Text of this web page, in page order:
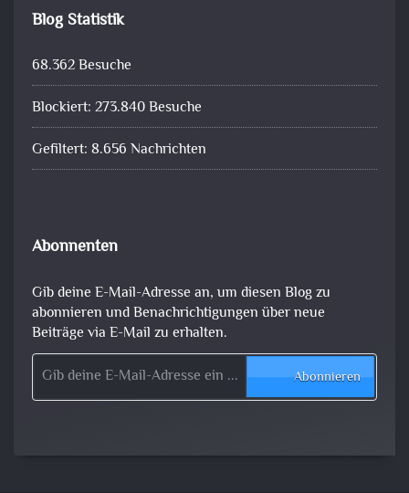
Blog Statistik
68.362 Besuche
Blockiert: 273.840 Besuche
Gefiltert: 8.656 Nachrichten
Abonnenten
Gib deine E-Mail-Adresse an, um diesen Blog zu
abonnieren und Benachrichtigungen über neue
Beiträge via E-Mail zu erhalten.
Gib deine E-Mail-Adresse ein ...
Abonnieren